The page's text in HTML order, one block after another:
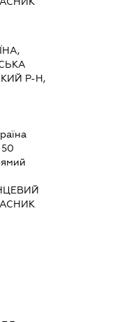
Р-Н,
50